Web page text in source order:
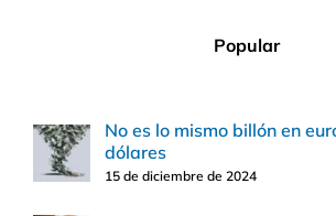
Popular
No es lo mismo billón en
dólares
15 de diciembre de 2024